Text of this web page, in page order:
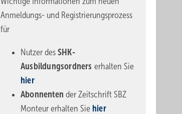
Anmeldungs- und Registrierungsprozess
für
Nutzer des SHK-
Ausbildungsordners erhalten Sie
hier
Abonnentender Zeitschrift SBZ
Monteur erhalten Sie hier